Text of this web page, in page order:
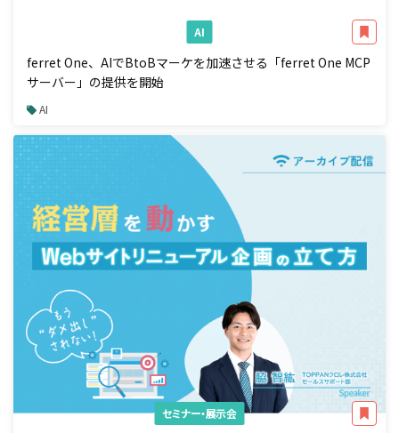
AI
ferret One、AIでBtoBマーケを加速させる「ferret One MCP
サーバー」の提供を開始
AI
セミナー・展示会